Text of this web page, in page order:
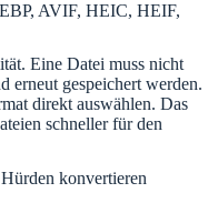
AVIF, HEIC, HEIF,
Eine Datei muss nicht
erneut gespeichert werden.
direkt auswählen. Das
schneller für den
konvertieren